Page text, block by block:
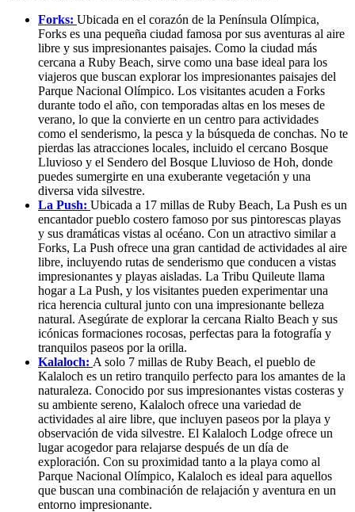
Forks: Ubicada en el corazón de la Península Olímpica,
Forks es una pequeña ciudad famosa por sus aventuras al aire
libre y sus impresionantes paisajes. Como la ciudad más
cercana a Ruby Beach, sirve como una base ideal para los
viajeros que buscan explorar los impresionantes paisajes del
Parque Nacional Olímpico. Los visitantes acuden a Forks
durante todo el año, con temporadas altas en los meses de
verano, lo que la convierte en un centro para actividades
como el senderismo, la pesca y la búsqueda de conchas. No te
pierdas las atracciones locales, incluido el cercano Bosque
Lluvioso y el Sendero del Bosque Lluvioso de Hoh, donde
puedes sumergirte en una exuberante vegetación y una
diversa vida silvestre.
La Push: Ubicada a 17 millas de Ruby Beach, La Push es un
encantador pueblo costero famoso por sus pintorescas playas
y sus dramáticas vistas al océano. Con un atractivo similar a
Forks, La Push ofrece una gran cantidad de actividades al aire
libre, incluyendo rutas de senderismo que conducen a vistas
impresionantes y playas aisladas. La Tribu Quileute llama
hogar a La Push, y los visitantes pueden experimentar una
rica herencia cultural junto con una impresionante belleza
natural. Asegúrate de explorar la cercana Rialto Beach y sus
icónicas formaciones rocosas, perfectas para la fotografía y
tranquilos paseos por la orilla.
Kalaloch: A solo 7 millas de Ruby Beach, el pueblo de
Kalaloch es un retiro tranquilo perfecto para los amantes de la
naturaleza. Conocido por sus impresionantes vistas costeras y
su ambiente sereno, Kalaloch ofrece una variedad de
actividades al aire libre, que incluyen paseos por la playa y
observación de vida silvestre. El Kalaloch Lodge ofrece un
lugar acogedor para relajarse después de un día de
exploración. Con su proximidad tanto a la playa como al
Parque Nacional Olímpico, Kalaloch es ideal para aquellos
que buscan una combinación de relajación y aventura en un
entorno impresionante.